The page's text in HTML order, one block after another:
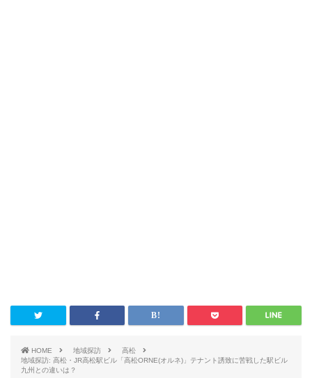
HOME 地域探訪
高松
地域探訪: 高松・JR高松駅ビル「高松ORNE(オルネ)」テナント誘致に苦戦した駅ビル
九州との違いは？